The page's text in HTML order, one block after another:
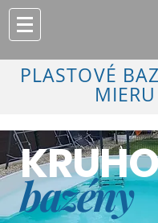
PLASTOVÉ
MIERU
bazény